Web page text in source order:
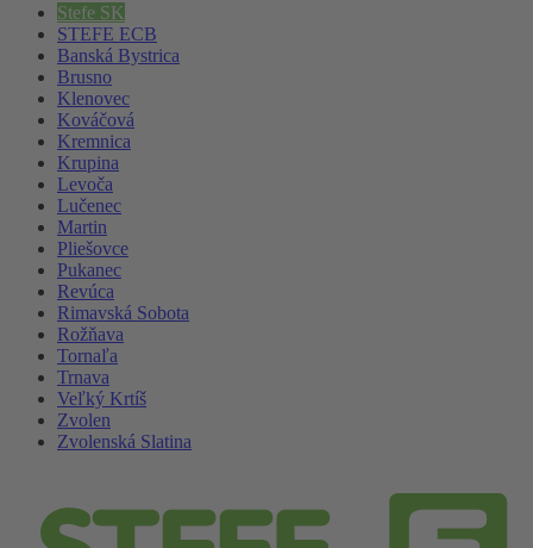
Stefe SK
STEFE ECB
Banská Bystrica
Brusno
Klenovec
Kováčová
Kremnica
Krupina
Levoča
Lučenec
Martin
Pliešovce
Pukanec
Revúca
Rimavská Sobota
Rožňava
Tornaľa
Trnava
Veľký Krtíš
Zvolen
Zvolenská Slatina